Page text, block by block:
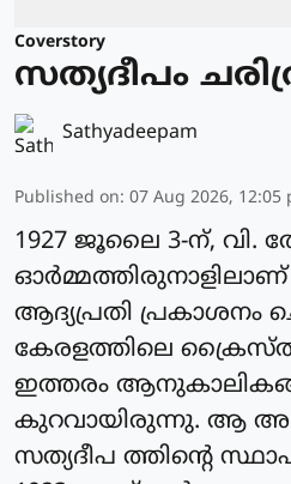
Coverstory
സത്യദീപം
Sathyadeepam
Published on: 07 Aug 2026, 12:05
1927 ജൂലൈ 3-ന്, വി.
ഓർമ്മത്തിരുനാളിലാണ്
ആദ്യപ്രതി പ്രകാശനം
കേരളത്തിലെ
ഇത്തരം
കുറവായിരുന്നു. ആ
സത്യദീപ ത്തിന്റെ